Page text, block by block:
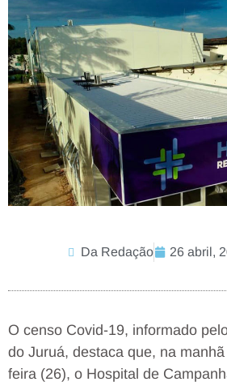
Da Redação 26 abril,
O censo Covid-19, informado
do Juruá, destaca que, na
feira (26), o Hospital de